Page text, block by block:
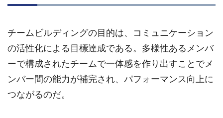
チームビルディングの目的は、コミュニケーション
の活性化による目標達成である。多様性あるメンバ
ーで構成されたチームで一体感を作り出すことでメ
ンバー間の能力が補完され、パフォーマンス向上に
つながるのだ。